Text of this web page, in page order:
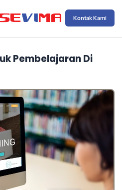
Kontak Kami
Pembelajaran Di